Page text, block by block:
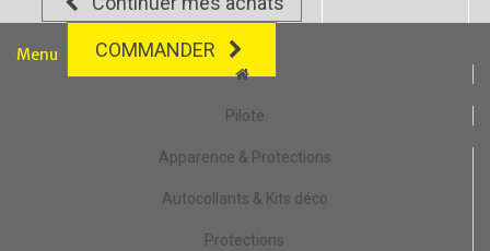
COMMANDER
Menu
Pilote
Apparence & Protections
Autocollants & Kits déco
Protections